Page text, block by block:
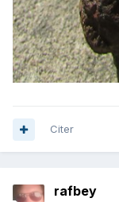
Citer
rafbey